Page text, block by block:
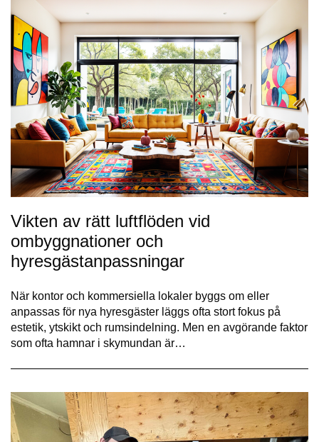
Vikten av rätt luftflöden vid
ombyggnationer och
hyresgästanpassningar
När kontor och kommersiella lokaler byggs om eller
anpassas för nya hyresgäster läggs ofta stort fokus på
estetik, ytskikt och rumsindelning. Men en avgörande faktor
som ofta hamnar i skymundan är…